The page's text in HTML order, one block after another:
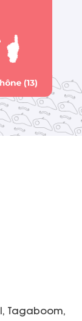
Tagaboom,